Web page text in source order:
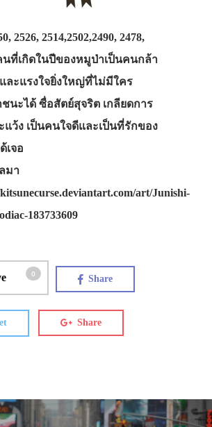
2526, 2514,2502,2490, 2478,
นที่เกิดในปีของหมูป่าเป็นคนกล้า
ละแรงใจยิ่งใหญ่ที่ไม่มีใคร
ชนะได้ ซื่อสัตย์สุจริต เกลียดการ
แว้ง เป็นคนใจดีและเป็นที่รักของ
เจอ
มา
art/Junishi-
183733609
0 Share
Share